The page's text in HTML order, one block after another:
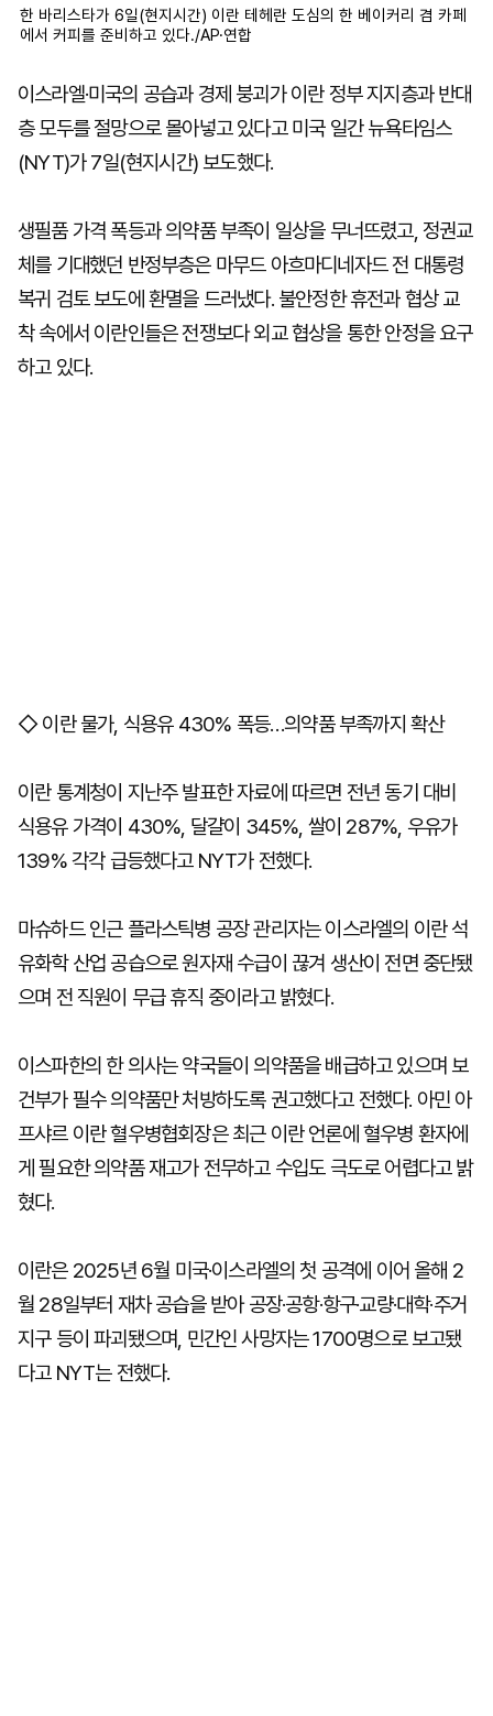
한 바리스타가 6일(현지시간) 이란 테헤란 도심의 한 베이커리 겸 카페
에서 커피를 준비하고 있다./AP·연합
이스라엘·미국의 공습과 경제 붕괴가 이란 정부 지지층과 반대
층 모두를 절망으로 몰아넣고 있다고 미국 일간 뉴욕타임스
(NYT)가 7일(현지시간) 보도했다.
생필품 가격 폭등과 의약품 부족이 일상을 무너뜨렸고, 정권교
체를 기대했던 반정부층은 마무드 아흐마디네자드 전 대통령
복귀 검토 보도에 환멸을 드러냈다. 불안정한 휴전과 협상 교
착 속에서 이란인들은 전쟁보다 외교 협상을 통한 안정을 요구
하고 있다.
◇ 이란 물가, 식용유 430% 폭등…의약품 부족까지 확산
이란 통계청이 지난주 발표한 자료에 따르면 전년 동기 대비
식용유 가격이 430%, 달걀이 345%, 쌀이 287%, 우유가
139% 각각 급등했다고 NYT가 전했다.
마슈하드 인근 플라스틱병 공장 관리자는 이스라엘의 이란 석
유화학 산업 공습으로 원자재 수급이 끊겨 생산이 전면 중단됐
으며 전 직원이 무급 휴직 중이라고 밝혔다.
이스파한의 한 의사는 약국들이 의약품을 배급하고 있으며 보
건부가 필수 의약품만 처방하도록 권고했다고 전했다. 아민 아
프샤르 이란 혈우병협회장은 최근 이란 언론에 혈우병 환자에
게 필요한 의약품 재고가 전무하고 수입도 극도로 어렵다고 밝
혔다.
이란은 2025년 6월 미국·이스라엘의 첫 공격에 이어 올해 2
월 28일부터 재차 공습을 받아 공장·공항·항구·교량·대학·주거
지구 등이 파괴됐으며, 민간인 사망자는 1700명으로 보고됐
다고 NYT는 전했다.